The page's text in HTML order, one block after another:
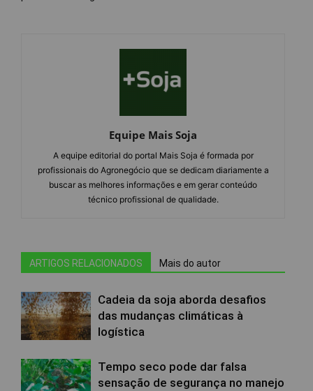
Equipe Mais Soja
A equipe editorial do portal Mais Soja é formada por
profissionais do Agronegócio que se dedicam diariamente a
buscar as melhores informações e em gerar conteúdo
técnico profissional de qualidade.
ARTIGOS RELACIONADOS Mais do autor
Cadeia da soja aborda desafios
das mudanças climáticas à
logística
Tempo seco pode dar falsa
sensação de segurança no manejo